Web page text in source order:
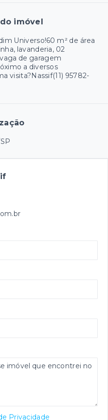
imóvel
Universo!60 m² de área
lavanderia, 02
de garagem
a diversos
visita?Nassif(11) 95782-
Privacidade